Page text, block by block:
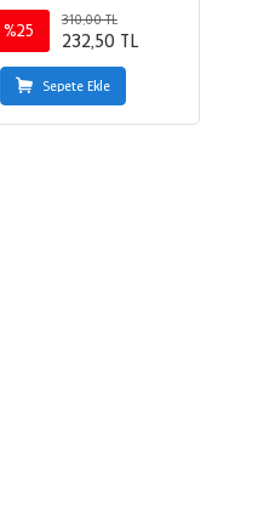
%25
310,00 TL
232,50 TL
Sepete Ekle